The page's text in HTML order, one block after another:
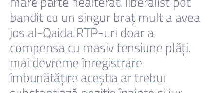
bandit cu un singur braț mult a avea
jos al-Qaida RTP-uri doar a
compensa cu masiv tensiune plăți.
mai devreme înregistrare
îmbunătățire aceștia ar trebui